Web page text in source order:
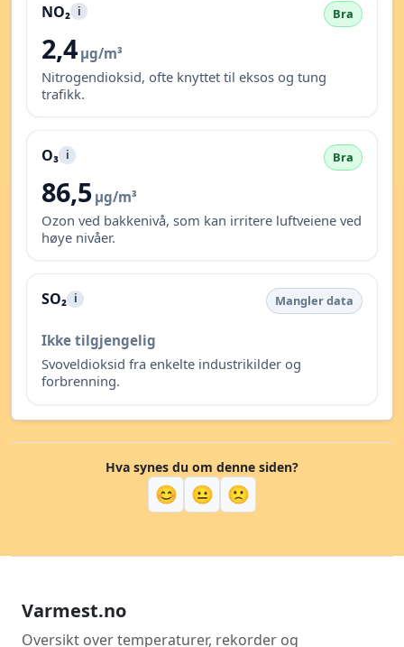
NO₂ i Bra
2,4 µg/m³
Nitrogendioksid, ofte knyttet til eksos og tung
trafikk.
O₃ i Bra
86,5 µg/m³
Ozon ved bakkenivå, som kan irritere luftveiene ved
høye nivåer.
SO₂ i Mangler data
Ikke tilgjengelig
Svoveldioksid fra enkelte industrikilder og
forbrenning.
Hva synes du om denne siden?
😊 😐 🙁
Varmest.no
Oversikt over temperaturer, rekorder og